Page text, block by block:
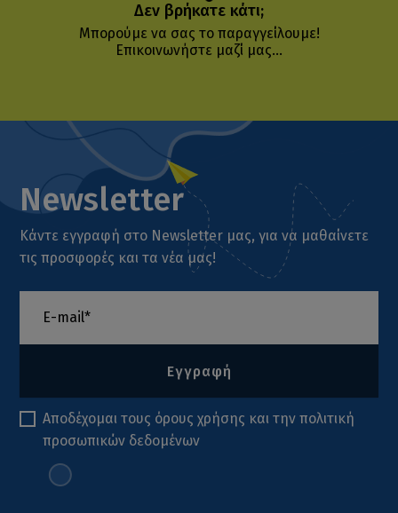
Δεν βρήκατε κάτι;
Μπορούμε να σας το παραγγείλουμε!
Επικοινωνήστε μαζί μας...
Newsletter
Κάντε εγγραφή στο Newsletter μας, για να μαθαίνετε
τις προσφορές και τα νέα μας!
Εγγραφή
Αποδέχομαι τους όρους χρήσης και τηνπολιτική
προσωπικών δεδομένων